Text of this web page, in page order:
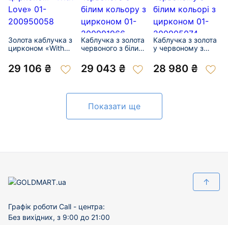
Золота каблучка з
цирконом «With
200950058
29 106 ₴
Каблучка з золота
червоного з білим
цирконом 01-
200991966
29 043 ₴
Каблучка з золота
у червоному з
цирконом 01-
200905074
28 980 ₴
Показати ще
↑
Графік роботи Call - центра:
Без вихідних, з 9:00 до 21:00